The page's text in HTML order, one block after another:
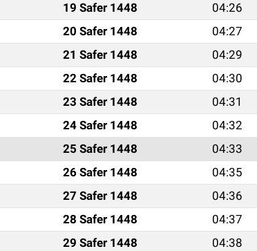
19 Safer 1448 04:26
20 Safer 1448 04:27
21 Safer 1448 04:29
22 Safer 1448 04:30
23 Safer 1448 04:31
24 Safer 1448 04:32
25 Safer 1448 04:33
26 Safer 1448 04:35
27 Safer 1448 04:36
28 Safer 1448 04:37
29 Safer 1448 04:38